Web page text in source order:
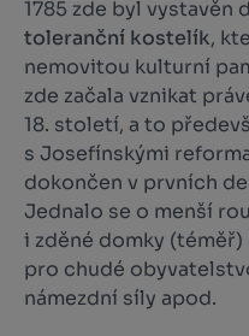
1785 zde byl vystavěn
toleranční kostelík,
nemovitou kulturní
zde začala vznikat
18. století, a to
s Josefínskými
dokončen v prvních
Jednalo se o menší
i zděné domky
pro chudé
námezdní síly apod.